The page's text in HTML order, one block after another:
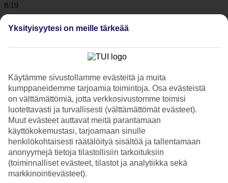
8/19
9/19
10/19
11/19
Yksityisyytesi on meille tärkeää
Käytämme sivustollamme evästeitä ja muita
kumppaneidemme tarjoamia toimintoja. Osa evästeistä
on välttämättömiä, jotta verkkosivustomme toimisi
luotettavasti ja turvallisesti (välttämättömät evästeet).
Muut evästeet auttavat meitä parantamaan
käyttökokemustasi, tarjoamaan sinulle
henkilökohtaisesti räätälöityä sisältöä ja tallentamaan
anonyymejä tietoja tilastollisiin tarkoituksiin
(toiminnalliset evästeet, tilastot ja analytiikka sekä
markkinointievästeet).